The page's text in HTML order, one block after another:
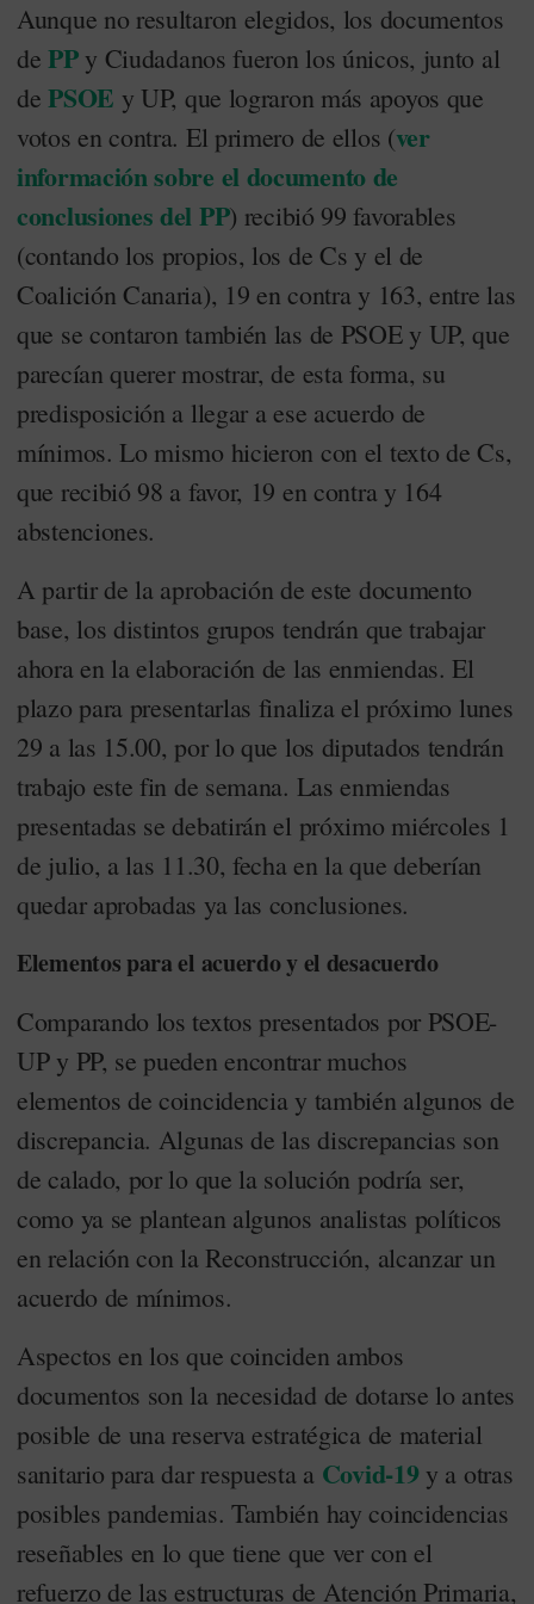
Aunque no resultaron elegidos, los documentos
dePPy Ciudadanos fueron los únicos, junto al
dePSOE y UP, que lograron más apoyos que
votos en contra. El primero de ellos (ver
información sobre el documento de
conclusiones del PP) recibió 99 favorables
(contando los propios, los de Cs y el de
Coalición Canaria), 19 en contra y 163, entre las
que se contaron también las de PSOE y UP, que
parecían querer mostrar, de esta forma, su
predisposición a llegar a ese acuerdo de
mínimos. Lo mismo hicieron con el texto de Cs,
que recibió 98 a favor, 19 en contra y 164
abstenciones.
A partir de la aprobación de este documento
base, los distintos grupos tendrán que trabajar
ahora en la elaboración de las enmiendas. El
plazo para presentarlas finaliza el próximo lunes
29 a las 15.00, por lo que los diputados tendrán
trabajo este fin de semana. Las enmiendas
presentadas se debatirán el próximo miércoles 1
de julio, a las 11.30, fecha en la que deberían
quedar aprobadas ya las conclusiones.
Elementos para el acuerdo y el desacuerdo
Comparando los textos presentados por PSOE-
UP y PP, se pueden encontrar muchos
elementos de coincidencia y también algunos de
discrepancia. Algunas de las discrepancias son
de calado, por lo que la solución podría ser,
como ya se plantean algunos analistas políticos
en relación con la Reconstrucción, alcanzar un
acuerdo de mínimos.
Aspectos en los que coinciden ambos
documentos son la necesidad de dotarse lo antes
posible de una reserva estratégica de material
sanitario para dar respuesta a Covid-19y a otras
posibles pandemias. También hay coincidencias
reseñables en lo que tiene que ver con el
refuerzo de las estructuras de Atención Primaria,